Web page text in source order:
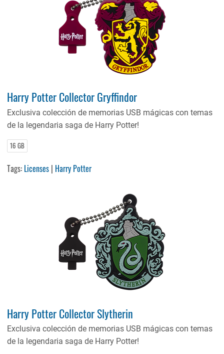
Harry Potter Collector Gryffindor
Exclusiva colección de memorias USB mágicas con temas
de la legendaria saga de Harry Potter!
16 GB
Tags: Licenses | Harry Potter
Harry Potter Collector Slytherin
Exclusiva colección de memorias USB mágicas con temas
de la legendaria saga de Harry Potter!